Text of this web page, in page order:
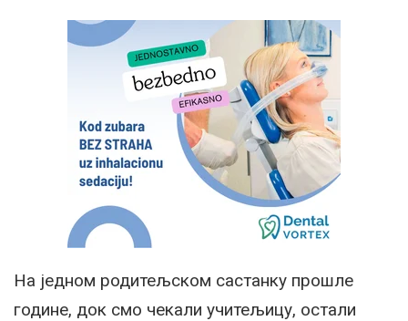
На једном родитељском састанку прошле
године, док смо чекали учитељицу, остали